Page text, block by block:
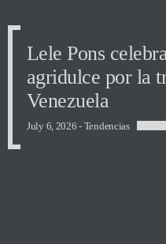
Lele Pons
agridulce por la
Venezuela
July 6, 2026 - Tendencias